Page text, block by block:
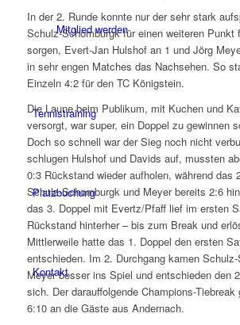
Mitglied werden
Tennistraining
Platzbuchung
Kontakt
In der 2. Runde konnte nur der sehr stark
Schulz-Schomburgk für einen weiteren Punkt
sorgen, Evert-Jan Hulshof an 1 und Jörg
in sehr engen Matches das Nachsehen. So
Einzeln 4:2 für den TC Königstein.
Die Laune beim Publikum, mit Kuchen und
versorgt, war super, ein Doppel zu gewinnen
Doch so schnell war der Sieg noch nicht
schlugen Hulshof und Davids auf, mussten
0:3 Rückstand wieder aufholen, während das
Schulz-Schomburgk und Meyer bereits 2:6
das 3. Doppel mit Evertz/Pfaff lief im ersten
Rückstand hinterher – bis zum Break und
Mittlerweile hatte das 1. Doppel den ersten
entschieden. Im 2. Durchgang kamen
Meyer besser ins Spiel und entschieden den
sich. Der darauffolgende Champions-
6:10 an die Gäste aus Andernach.